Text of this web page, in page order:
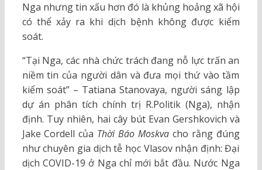
Nga nhưng tin xấu hơn đó là khủng hoảng xã hội
có thể xảy ra khi dịch bệnh không được kiểm
soát.
“Tại Nga, các nhà chức trách đang nỗ lực trấn an
niềm tin của người dân và đưa mọi thứ vào tầm
kiểm soát” – Tatiana Stanovaya, người sáng lập
dự án phân tích chính trị R.Politik (Nga), nhận
định. Tuy nhiên, hai cây bút Evan Gershkovich và
Jake Cordell của Thời Báo Moskvacho rằng đúng
như chuyên gia dịch tễ học Vlasov nhận định: Đại
dịch COVID-19 ở Nga chỉ mới bắt đầu. Nước Nga